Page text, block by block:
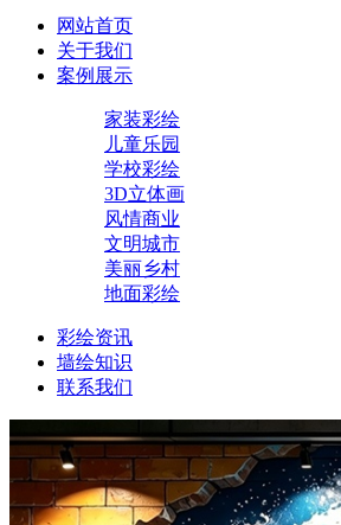
网站首页
关于我们
案例展示
家装彩绘
儿童乐园
学校彩绘
3D立体画
风情商业
文明城市
美丽乡村
地面彩绘
彩绘资讯
墙绘知识
联系我们